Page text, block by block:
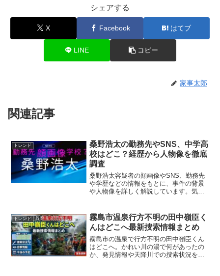
シェアする
X Facebook はてブ
LINE コピー
家事太郎
関連記事
トレンド
桑野浩太の勤務先やSNS、中学高
校はどこ？経歴から人物像を徹底
調査
桑野浩太容疑者の顔画像やSNS、勤務先
や学歴などの情報をもとに、事件の背景
や人物像を詳しく解説しています。気に
トレンド
霧島市温泉行方不明の田中嶺臣く
んはどこへ最新捜索情報まとめ
霧島市の温泉で行方不明の田中嶺臣くん
はどこへ。かれい川の湯で何があったの
か、発見情報や天降川での捜索状況を公